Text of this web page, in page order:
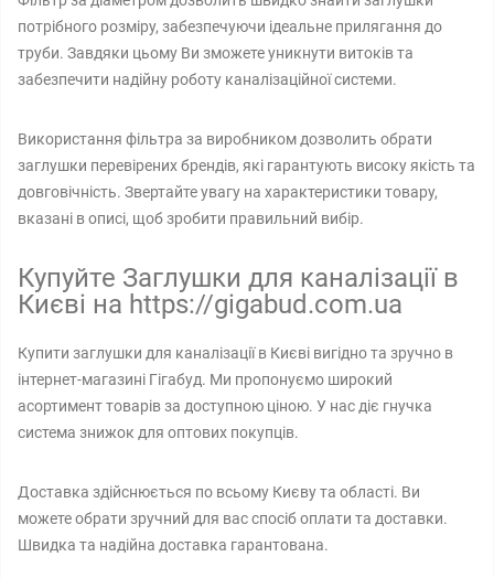
потрібного розміру, забезпечуючи ідеальне прилягання до
труби. Завдяки цьому Ви зможете уникнути витоків та
забезпечити надійну роботу каналізаційної системи.
Використання фільтра за виробником дозволить обрати
заглушки перевірених брендів, які гарантують високу якість та
довговічність. Звертайте увагу на характеристики товару,
вказані в описі, щоб зробити правильний вибір.
Купуйте Заглушки для каналізації в
Києві на https://gigabud.com.ua
Купити заглушки для каналізації в Києві вигідно та зручно в
інтернет-магазині Гігабуд. Ми пропонуємо широкий
асортимент товарів за доступною ціною. У нас діє гнучка
система знижок для оптових покупців.
Доставка здійснюється по всьому Києву та області. Ви
можете обрати зручний для вас спосіб оплати та доставки.
Швидка та надійна доставка гарантована.